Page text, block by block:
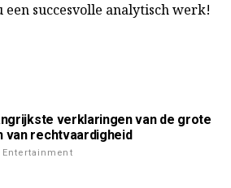
een succesvolle analytisch werk!
verklaringen van de grote
van rechtvaardigheid